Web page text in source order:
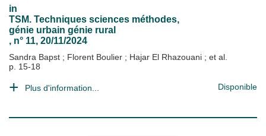
in
TSM. Techniques sciences méthodes,
génie urbain génie rural
, n° 11, 20/11/2024
Sandra Bapst ; Florent Boulier ; Hajar El Rhazouani ; et al.
p. 15-18
Plus d'information... Disponible